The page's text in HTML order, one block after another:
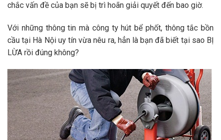
chắc vấn đề của bạn sẽ bị trì hoãn giải quyết đến bao giờ.
Với những thông tin mà công ty hút bể phốt, thông tắc bồn
cầu tại Hà Nội uy tín vừa nêu ra, hẳn là bạn đã biết tại sao BỊ
LỪA rồi đúng không?